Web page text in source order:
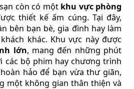
còn có một khu vực phòng
thiết kế ấm cúng. Tại đây,
bên bạn bè, gia đình hay làm
khác. Khu vực này được
lớn, mang đến những phút
các bộ phim hay chương trình
hảo để bạn vừa thư giãn,
một không gian thân thiện và